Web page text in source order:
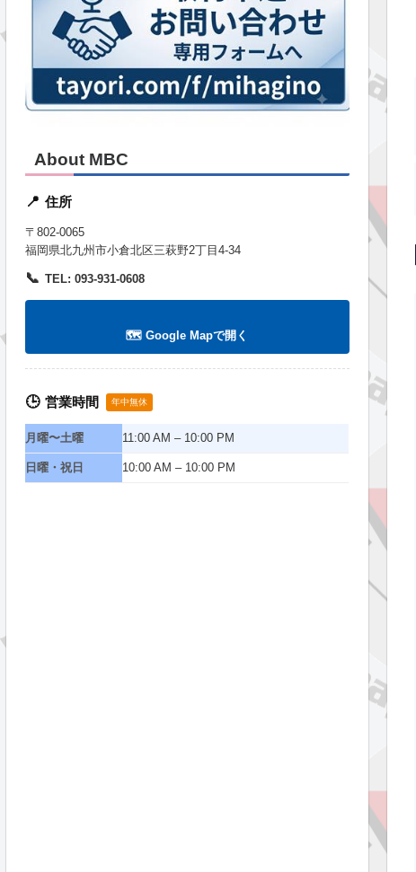
About MBC
📍 住所
〒802-0065
福岡県北九州市小倉北区三萩野2丁目4-34
📞 TEL: 093-931-0608
🗺️ Google Mapで開く
🕒 営業時間 年中無休
月曜〜土曜 11:00 AM – 10:00 PM
日曜・祝日 10:00 AM – 10:00 PM